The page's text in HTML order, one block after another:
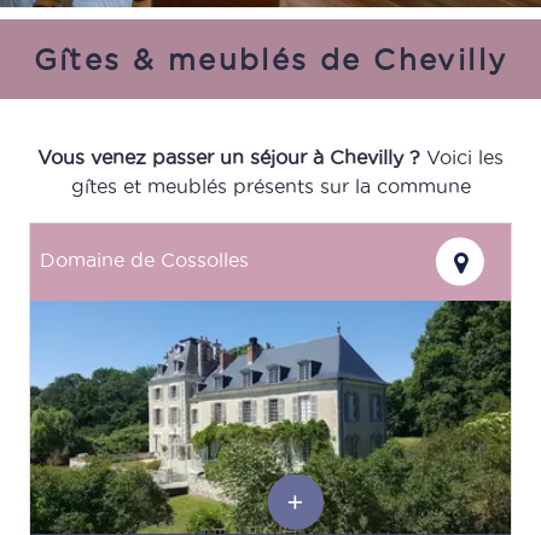
Gîtes & meublés de Chevilly
Vous venez passer un séjour à Chevilly ? Voici les
gîtes et meublés présents sur la commune
Domaine de Cossolles